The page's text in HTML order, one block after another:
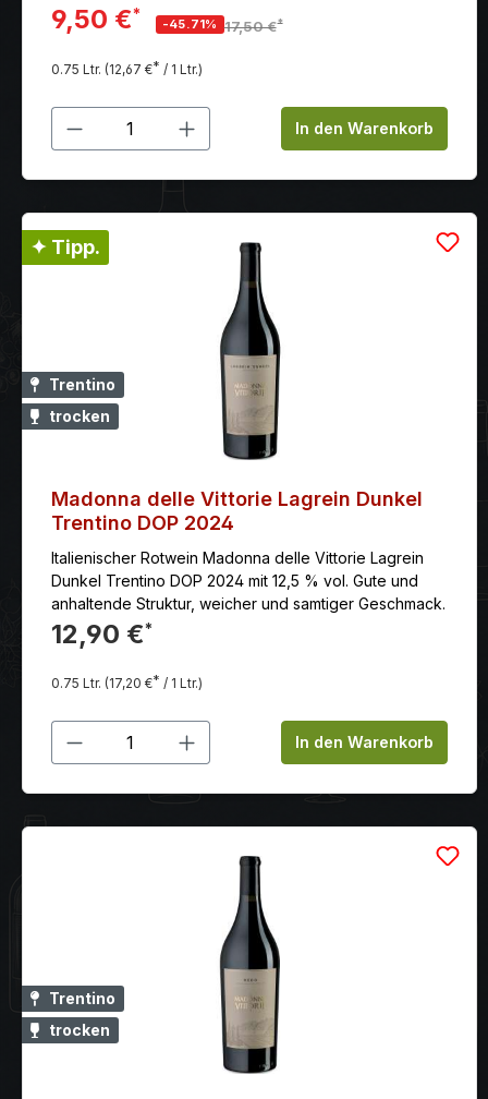
moderaten Säure. Die exotischen Aromen werden
durch Noten von Honig und Mandeln untermalt. Der
Abgang ist lang und anhaltend mit einem würzigen
Nachgeschmack.
9,50 €*
-45.71% 17,50 €*
0.75 Ltr. (12,67 €* / 1 Ltr.)
Produkt Anzahl: Gib denIn den Warenkorb
✦ Tipp.
Trentino
trocken
Madonna delle Vittorie Lagrein Dunkel
Trentino DOP 2024
Italienischer Rotwein Madonna delle Vittorie Lagrein
Dunkel Trentino DOP 2024 mit 12,5 % vol. Gute und
anhaltende Struktur, weicher und samtiger Geschmack.
12,90 €*
0.75 Ltr. (17,20 €* / 1 Ltr.)
Produkt Anzahl: Gib denIn den Warenkorb
Trentino
trocken